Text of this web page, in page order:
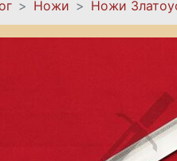
Ножи Ножи